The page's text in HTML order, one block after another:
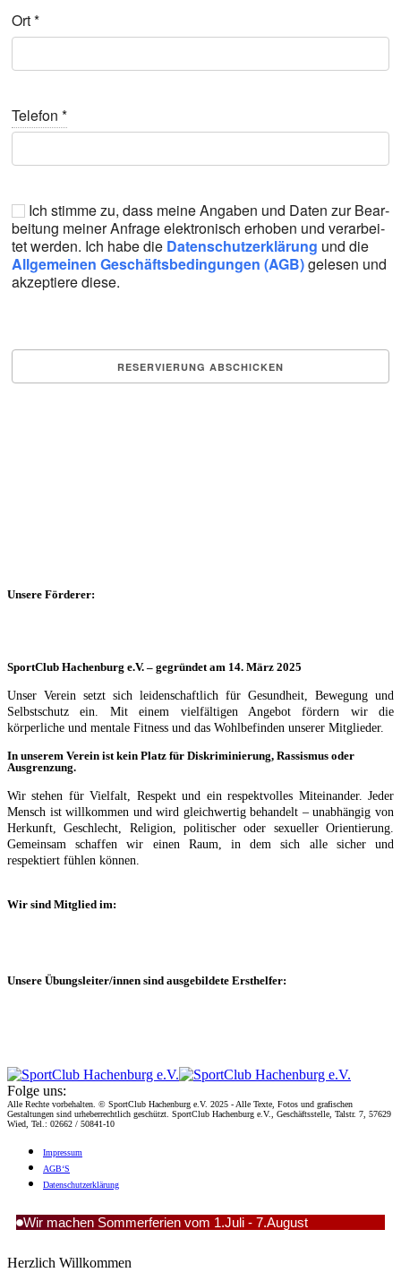
Ort*
Tele­fon *
Ich stim­me zu, dass mei­ne Anga­ben und Daten zur Bear­
bei­tung mei­ner Anfra­ge elek­tro­nisch erho­ben und ver­ar­bei­
tet wer­den. Ich habe die Daten­schutz­er­klä­rung und die
All­ge­mei­nen Geschäfts­be­din­gun­gen (AGB)gele­sen und
akzep­tie­re die­se.
Unsere Förderer:
SportClub Hachenburg e.V. – gegründet am 14. März 2025
Unser Verein setzt sich leidenschaftlich für Gesundheit, Bewegung und
Selbstschutz ein. Mit einem vielfältigen Angebot fördern wir die
körperliche und mentale Fitness und das Wohlbefinden unserer Mitglieder.
In unserem Verein ist kein Platz für Diskriminierung, Rassismus oder
Ausgrenzung.
Wir stehen für Vielfalt, Respekt und ein respektvolles Miteinander. Jeder
Mensch ist willkommen und wird gleichwertig behandelt – unabhängig von
Herkunft, Geschlecht, Religion, politischer oder sexueller Orientierung.
Gemeinsam schaffen wir einen Raum, in dem sich alle sicher und
respektiert fühlen können.
Wir sind Mitglied im:
Unsere Übungsleiter/innen sind ausgebildete Ersthelfer:
Folge uns:
Alle Rechte vorbehalten. © SportClub Hachenburg e.V. 2025 - Alle Texte, Fotos und grafischen
Gestaltungen sind urheberrechtlich geschützt. SportClub Hachenburg e.V., Geschäftsstelle, Talstr. 7, 57629
Wied, Tel.: 02662 / 50841-10
Impres­sum
AGB‘S
Daten­schutz­er­klä­rung
Wir machen Sommerferien vom 1.Juli - 7.August
Herzlich Willkommen